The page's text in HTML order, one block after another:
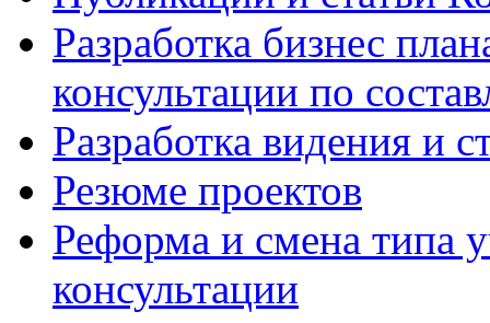
Разработка бизнес
консультации по
Разработка видения и
Резюме проектов
Реформа и смена типа
консультации